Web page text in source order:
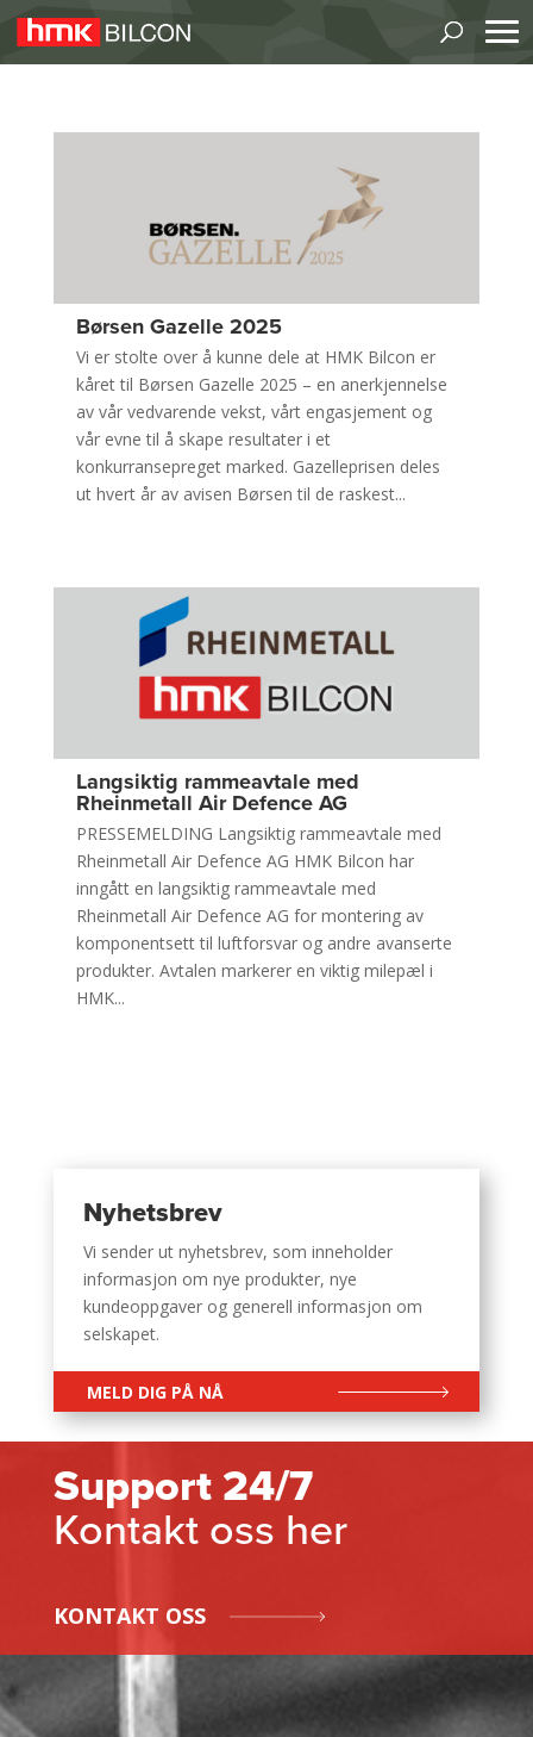
Børsen Gazelle 2025
Vi er stolte over å kunne dele at HMK Bilcon er
kåret til Børsen Gazelle 2025 – en anerkjennelse
av vår vedvarende vekst, vårt engasjement og
vår evne til å skape resultater i et
konkurransepreget marked. Gazelleprisen deles
ut hvert år av avisen Børsen til de raskest...
Langsiktig rammeavtale med
Rheinmetall Air Defence AG
PRESSEMELDING Langsiktig rammeavtale med
Rheinmetall Air Defence AG HMK Bilcon har
inngått en langsiktig rammeavtale med
Rheinmetall Air Defence AG for montering av
komponentsett til luftforsvar og andre avanserte
produkter. Avtalen markerer en viktig milepæl i
HMK...
Nyhetsbrev
Vi sender ut nyhetsbrev, som inneholder
informasjon om nye produkter, nye
kundeoppgaver og generell informasjon om
selskapet.
MELD DIG PÅ NÅ
Support 24/7
Kontakt oss her
KONTAKT OSS